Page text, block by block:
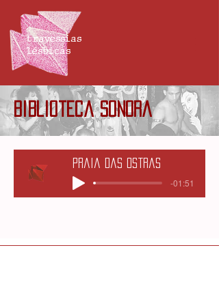
travessias
lésbicas
biblioteca sonora
Praia das Ostras
-01:51